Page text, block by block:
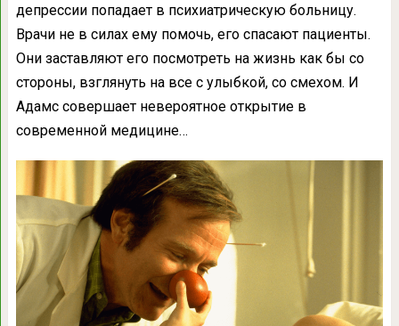
депрессии попадает в психиатрическую больницу.
Врачи не в силах ему помочь, его спасают пациенты.
Они заставляют его посмотреть на жизнь как бы со
стороны, взглянуть на все с улыбкой, со смехом. И
Адамс совершает невероятное открытие в
современной медицине…